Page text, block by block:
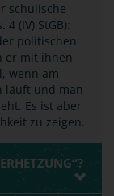
schulische
4 (IV) StGB):
politischen
er mit ihnen
wenn am
läuft und man
Es ist aber
zu zeigen.